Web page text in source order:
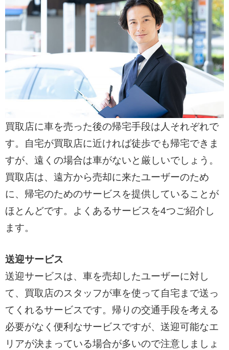
買取店に車を売った後の帰宅手段は人それぞれで
す。自宅が買取店に近ければ徒歩でも帰宅できま
すが、遠くの場合は車がないと厳しいでしょう。
買取店は、遠方から売却に来たユーザーのため
に、帰宅のためのサービスを提供していることが
ほとんどです。よくあるサービスを4つご紹介し
ます。
送迎サービス
送迎サービスは、車を売却したユーザーに対し
て、買取店のスタッフが車を使って自宅まで送っ
てくれるサービスです。帰りの交通手段を考える
必要がなく便利なサービスですが、送迎可能なエ
リアが決まっている場合が多いので注意しましょ